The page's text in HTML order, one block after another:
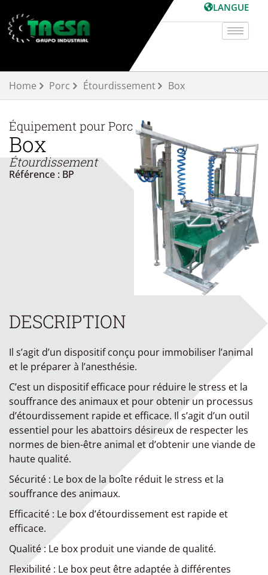
au
contenu
LANGUE
Home Porc Étourdissement Box
Équipement pourPorc
Box
Étourdissement
Référence : BP
DESCRIPTION
Il s’agit d’un dispositif conçu pour immobiliser l’animal
et le préparer à l’anesthésie.
C’est un dispositif efficace pour réduire le stress et la
souffrance des animaux et pour obtenir un processus
d’étourdissement rapide et efficace. Il s’agit d’un outil
essentiel pour les abattoirs désireux de respecter les
normes de bien-être animal et d’obtenir une viande de
haute qualité.
Sécurité : Le box de la boîte réduit le stress et la
souffrance des animaux.
Efficacité : Le box d’étourdissement est rapide et
efficace.
Qualité : Le box produit une viande de qualité.
Flexibilité : Le box peut être adaptée à différentes